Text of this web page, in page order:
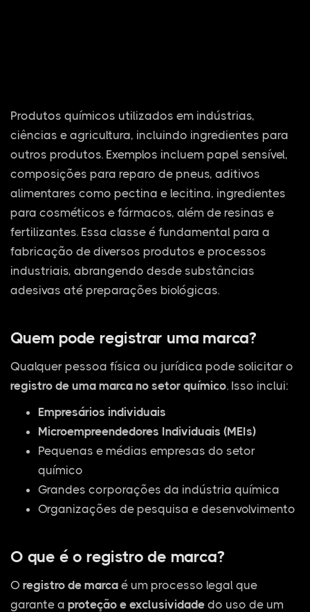
Produtos químicos utilizados em indústrias,
ciências e agricultura, incluindo ingredientes para
outros produtos. Exemplos incluem papel sensível,
composições para reparo de pneus, aditivos
alimentares como pectina e lecitina, ingredientes
para cosméticos e fármacos, além de resinas e
fertilizantes. Essa classe é fundamental para a
fabricação de diversos produtos e processos
industriais, abrangendo desde substâncias
adesivas até preparações biológicas.
Quem pode registrar uma marca?
Qualquer pessoa física ou jurídica pode solicitar o
registro de uma marca no setor químico. Isso inclui:
Empresários individuais
Microempreendedores Individuais (MEIs)
Pequenas e médias empresas do setor
químico
Grandes corporações da indústria química
Organizações de pesquisa e desenvolvimento
O que é o registro de marca?
O registro de marca é um processo legal que
garante a proteção e exclusividade do uso de um